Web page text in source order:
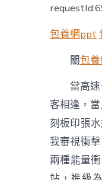
包養網ppt
關包養
當高
客相逢，
刻板印張
我審視衝
兩種能量